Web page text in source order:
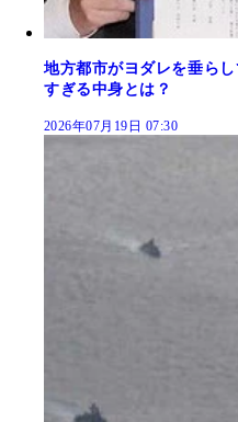
地方都市がヨダレを垂ら
すぎる中身とは？
2026年07月19日 07:30